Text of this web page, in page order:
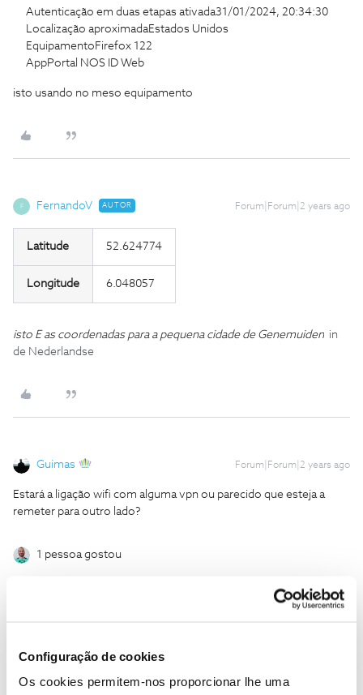
Configuração de cookies
Os cookies permitem-nos proporcionar lhe uma
Autenticação em duas etapas ativada31/01/2024, 20:34:30
Localização aproximadaEstados Unidos
EquipamentoFirefox 122
AppPortal NOS ID Web
isto usando no meso equipamento
F FernandoV AUTOR Forum|Forum|2 years ago
Latitude 52.624774
Longitude 6.048057
isto E as coordenadas para a pequena cidade de Genemuiden in
de Nederlandse
Guimas Forum|Forum|2 years ago
Estará a ligação wifi com alguma vpn ou parecido que esteja a
remeter para outro lado?
1 pessoa gostou
Jorge C